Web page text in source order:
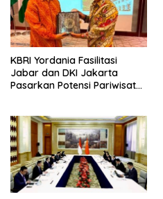
KBRI Yordania Fasilitasi
Jabar dan DKI Jakarta
Pasarkan Potensi Pariwisata